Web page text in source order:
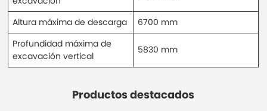
Altura máxima de descarga
6700 mm
Profundidad máxima de
excavación vertical
5830 mm
Productos destacados